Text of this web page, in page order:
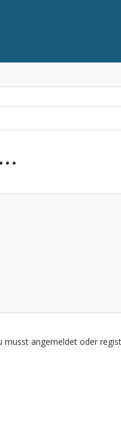
musst angemeldet oder